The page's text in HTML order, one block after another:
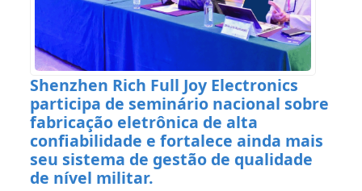
Shenzhen Rich Full Joy Electronics
participa de seminário nacional sobre
fabricação eletrônica de alta
confiabilidade e fortalece ainda mais
seu sistema de gestão de qualidade
de nível militar.